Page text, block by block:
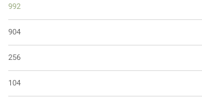
992
904
256
104